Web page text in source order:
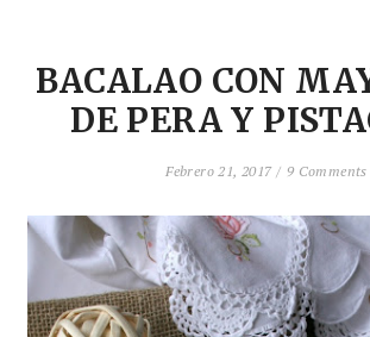
BACALAO CON
DE PERA Y
Febrero 21, 2017 / 9 Comments